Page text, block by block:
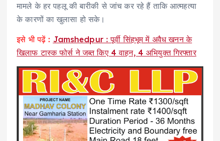
मामले के हर पहलू की बारीकी से जांच कर रहे हैं ताकि आत्महत्या
के कारणों का खुलासा हो सके।
इसे भी पढ़ें : Jamshedpur : पूर्वी सिंहभूम में अवैध खनन के
खिलाफ टास्क फोर्स ने जब्त किए 4 वाहन, 4 अभियुक्त गिरफ्तार